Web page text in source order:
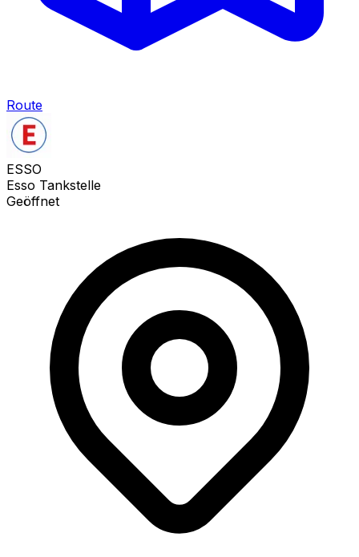
Route
ESSO
Esso Tankstelle
Geöffnet